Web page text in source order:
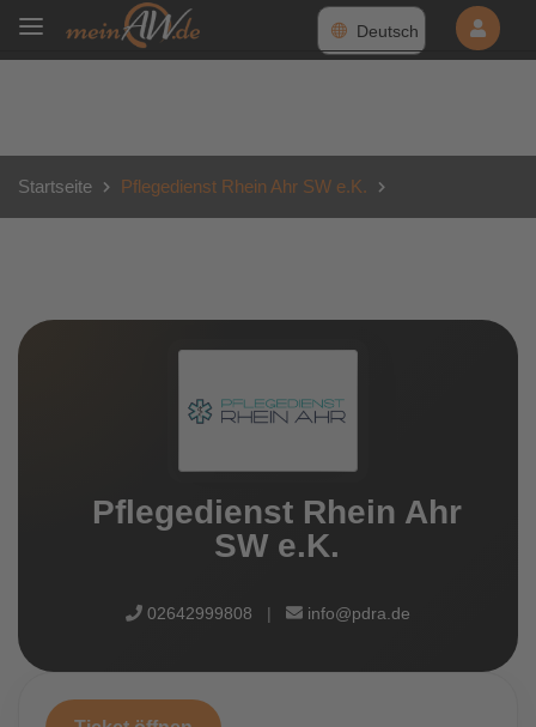
Deutsch
Startseite Pflegedienst Rhein Ahr SW e.K.
Pflegedienst Rhein Ahr
SW e.K.
02642999808 | info@pdra.de